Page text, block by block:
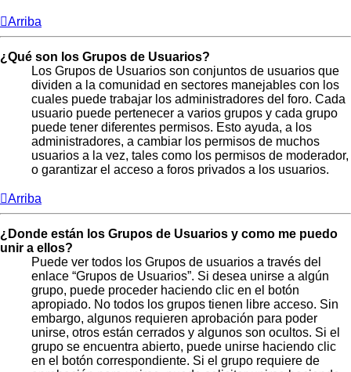
Arriba
¿Qué son los Grupos de Usuarios?
Los Grupos de Usuarios son conjuntos de usuarios que
dividen a la comunidad en sectores manejables con los
cuales puede trabajar los administradores del foro. Cada
usuario puede pertenecer a varios grupos y cada grupo
puede tener diferentes permisos. Esto ayuda, a los
administradores, a cambiar los permisos de muchos
usuarios a la vez, tales como los permisos de moderador,
o garantizar el acceso a foros privados a los usuarios.
Arriba
¿Donde están los Grupos de Usuarios y como me puedo
unir a ellos?
Puede ver todos los Grupos de usuarios a través del
enlace “Grupos de Usuarios”. Si desea unirse a algún
grupo, puede proceder haciendo clic en el botón
apropiado. No todos los grupos tienen libre acceso. Sin
embargo, algunos requieren aprobación para poder
unirse, otros están cerrados y algunos son ocultos. Si el
grupo se encuentra abierto, puede unirse haciendo clic
en el botón correspondiente. Si el grupo requiere de